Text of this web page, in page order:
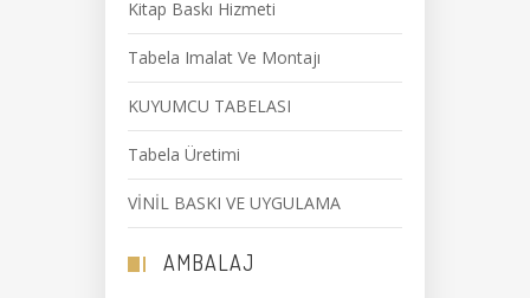
Kitap Baskı Hizmeti
Tabela Imalat Ve Montajı
KUYUMCU TABELASI
Tabela Üretimi
VİNİL BASKI VE UYGULAMA
AMBALAJ